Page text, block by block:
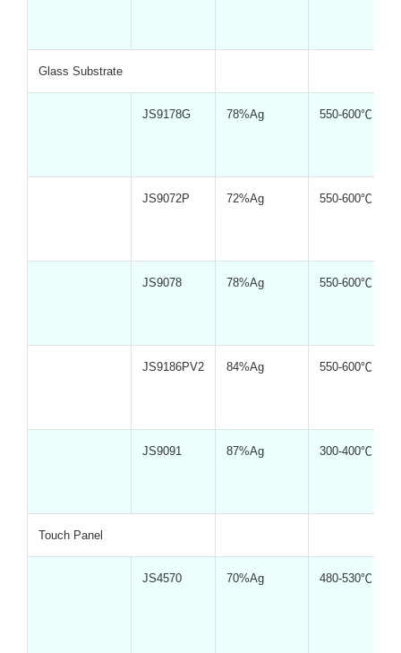
Glass Substrate
JS9178G 78%Ag 550-600℃
JS9072P 72%Ag 550-600℃
JS9078 78%Ag 550-600℃
JS9186PV2 84%Ag 550-600℃
JS9091 87%Ag 300-400℃
Touch Panel
JS4570 70%Ag 480-530℃